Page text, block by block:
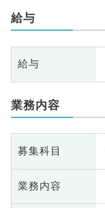
給与
給与
業務内容
募集科目
業務内容